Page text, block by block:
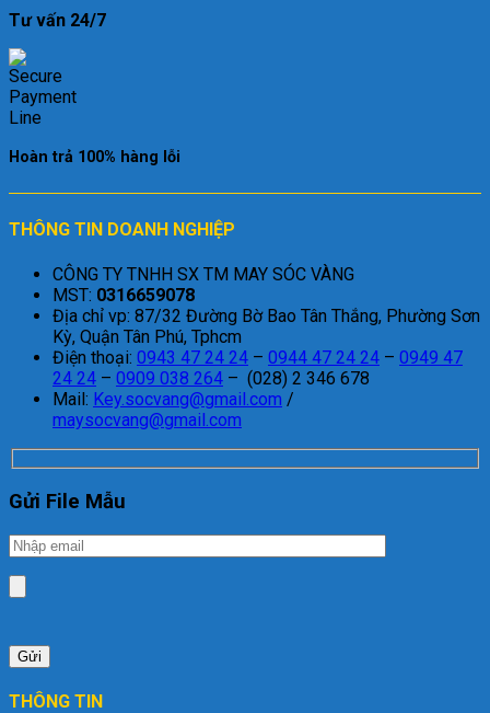
Tư vấn 24/7
Hoàn trả 100% hàng lỗi
THÔNG TIN DOANH NGHIỆP
CÔNG TY TNHH SX TM MAY SÓC VÀNG
MST: 0316659078
Địa chỉ vp: 87/32 Đường Bờ Bao Tân Thắng, Phường Sơn
Kỳ, Quận Tân Phú, Tphcm
Điện thoại: 0943 47 24 24 – 0944 47 24 24 – 0949 47
24 24 – 0909 038 264 – (028) 2 346 678
Mail: Key.socvang@gmail.com /
maysocvang@gmail.com
Gửi File Mẫu
THÔNG TIN